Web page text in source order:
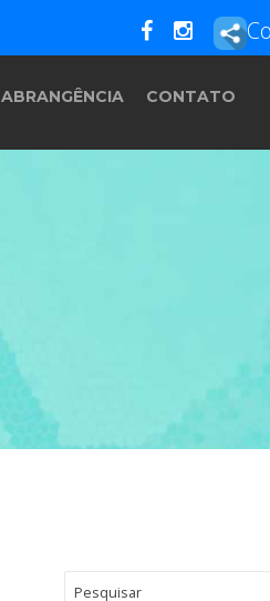
ABRANGÊNCIA CONTATO